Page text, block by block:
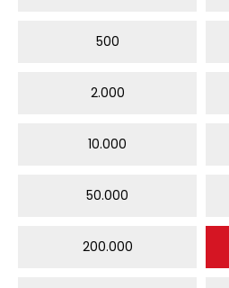
500
2.000
10.000
50.000
200.000